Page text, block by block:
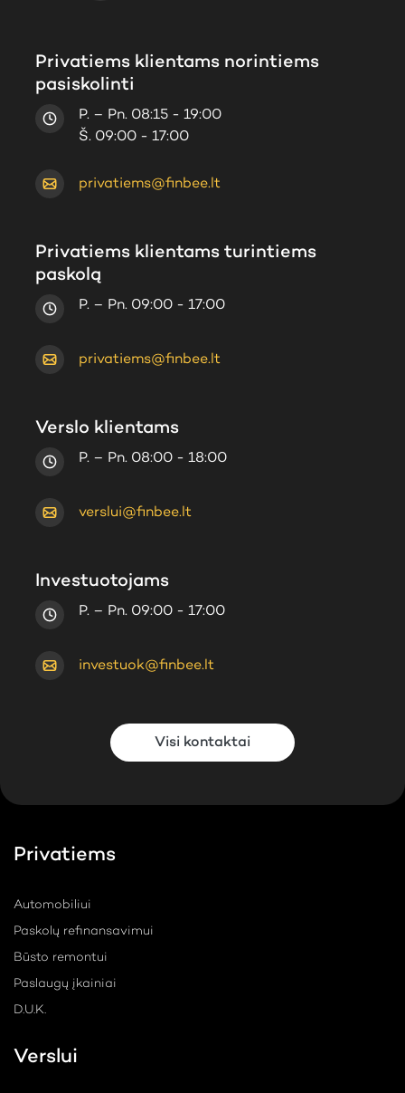
Privatiems klientams norintiems
pasiskolinti
P. – Pn. 08:15 - 19:00
Š. 09:00 - 17:00
privatiems@finbee.lt
Privatiems klientams turintiems
paskolą
P. – Pn. 09:00 - 17:00
privatiems@finbee.lt
Verslo klientams
P. – Pn. 08:00 - 18:00
verslui@finbee.lt
Investuotojams
P. – Pn. 09:00 - 17:00
investuok@finbee.lt
Visi kontaktai
Privatiems
Automobiliui
Paskolų refinansavimui
Būsto remontui
Paslaugų įkainiai
D.U.K.
Verslui